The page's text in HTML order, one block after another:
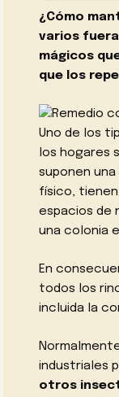
¿Cómo
varios
mágicos
que los
Uno de los
los hogares
suponen
físico, tienen
espacios de
una colonia
En
todos los
incluida la
industriales
otros